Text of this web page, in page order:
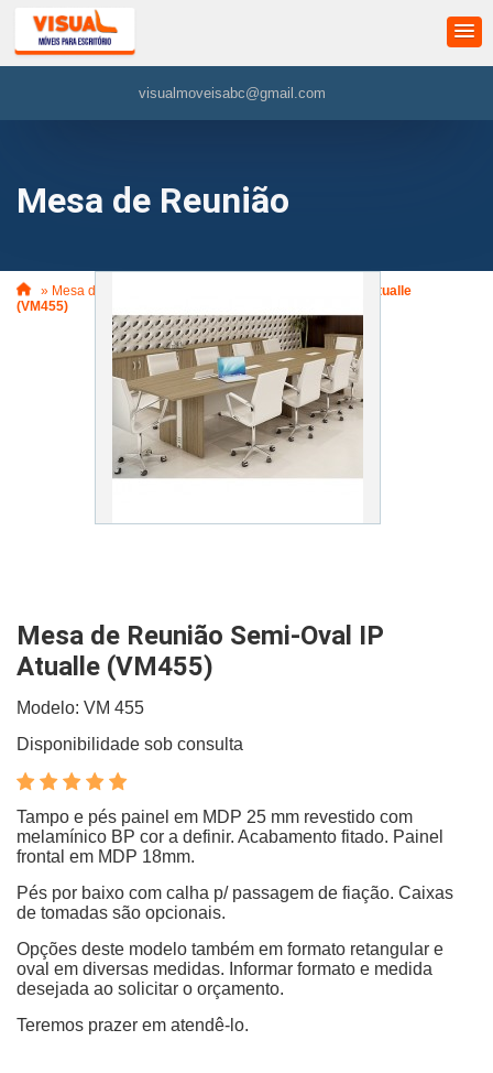
visualmoveisabc@gmail.com
Mesa de Reunião
» Mesa de Reunião
Mesa de Reunião Semi-Oval IP Atualle
(VM455)
Mesa de Reunião Semi-Oval IP
Atualle (VM455)
Modelo: VM 455
Disponibilidade sob consulta
Tampo e pés painel em MDP 25 mm revestido com
melamínico BP cor a definir. Acabamento fitado. Painel
frontal em MDP 18mm.
Pés por baixo com calha p/ passagem de fiação. Caixas
de tomadas são opcionais.
Opções deste modelo também em formato retangular e
oval em diversas medidas. Informar formato e medida
desejada ao solicitar o orçamento.
Teremos prazer em atendê-lo.